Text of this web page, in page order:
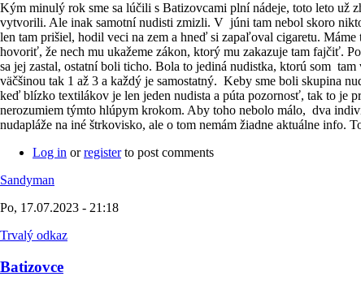
Kým minulý rok sme sa lúčili s Batizovcami plní nádeje, toto leto už
vytvorili. Ale inak samotní nudisti zmizli. V júni tam nebol skoro
len tam prišiel, hodil veci na zem a hneď si zapaľoval cigaretu.
hovoriť, že nech mu ukažeme zákon, ktorý mu zakazuje tam fajčiť.
sa jej zastal, ostatní boli ticho. Bola to jediná nudistka, ktorú som
väčšinou tak 1 až 3 a každý je samostatný. Keby sme boli skupina
keď blízko textilákov je len jeden nudista a púta pozornosť, tak to je
nerozumiem týmto hlúpym krokom. Aby toho nebolo málo, dva
nudapláže na iné štrkovisko, ale o tom nemám žiadne aktuálne info.
Log in orregisterto post comments
Sandyman
Po, 17.07.2023 - 21:18
Trvalý odkaz
Batizovce